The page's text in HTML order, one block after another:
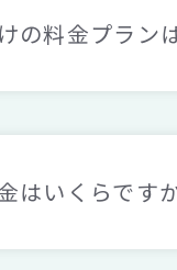
の料金プラン
はいくらです